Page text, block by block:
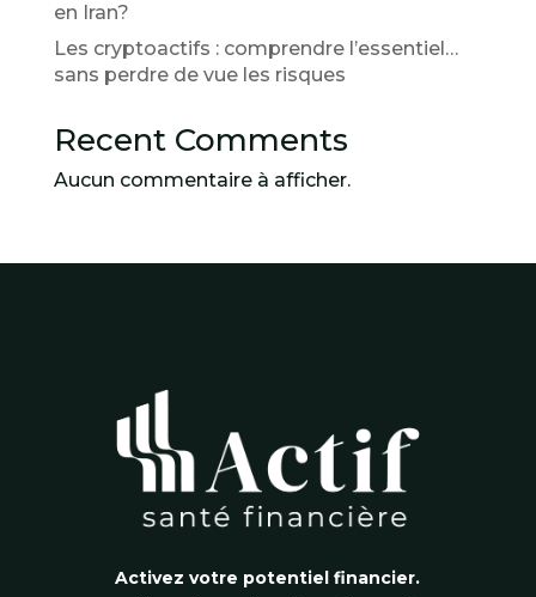
en Iran?
Les cryptoactifs : comprendre l’essentiel…
sans perdre de vue les risques
Recent Comments
Aucun commentaire à afficher.
Activez votre potentiel financier.